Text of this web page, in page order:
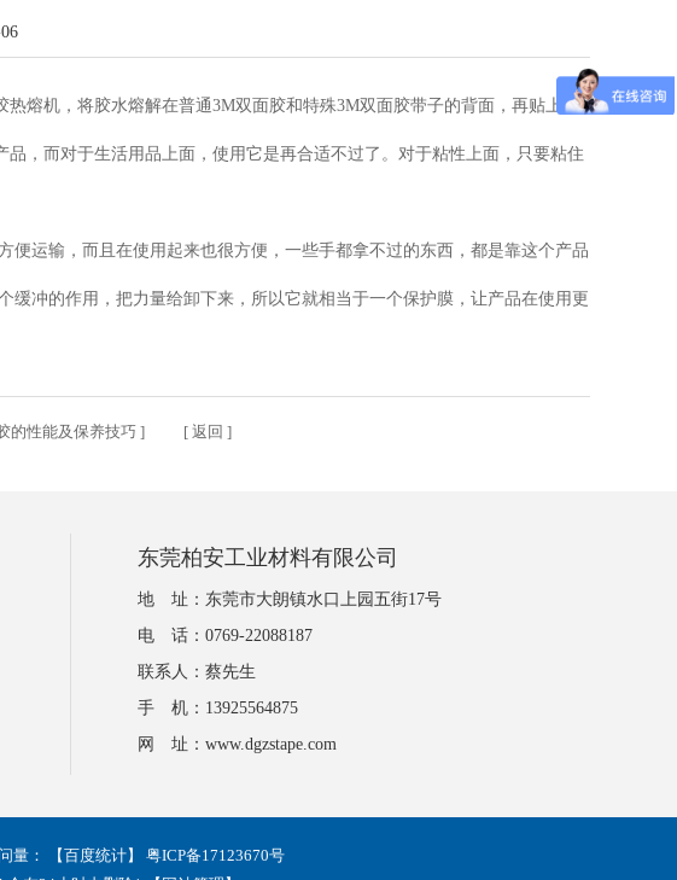
熔机，将胶水熔解在普通3M双面胶和特殊3M双面胶带子的背面，再贴上一
，而对于生活用品上面，使用它是再合适不过了。对于粘性上面，只要粘住
运输，而且在使用起来也很方便，一些手都拿不过的东西，都是靠这个产品
冲的作用，把力量给卸下来，所以它就相当于一个保护膜，让产品在使用更
的性能及保养技巧 ] [ 返回 ]
东莞柏安工业材料有限公司
地 址：东莞市大朗镇水口上园五街17号
电 话：0769-22088187
联系人：蔡先生
手 机：13925564875
网 址： www.dgzstape.com
量： 【百度统计】
粤ICP备17123670号